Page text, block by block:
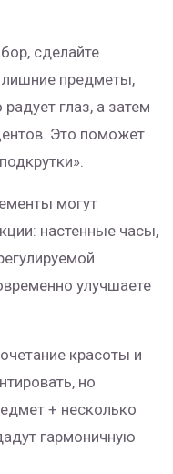
сделайте
лишние предметы,
глаз, а затем
Это поможет
могут
настенные часы,
улучшаете
красоты и
но
+ несколько
гармоничную